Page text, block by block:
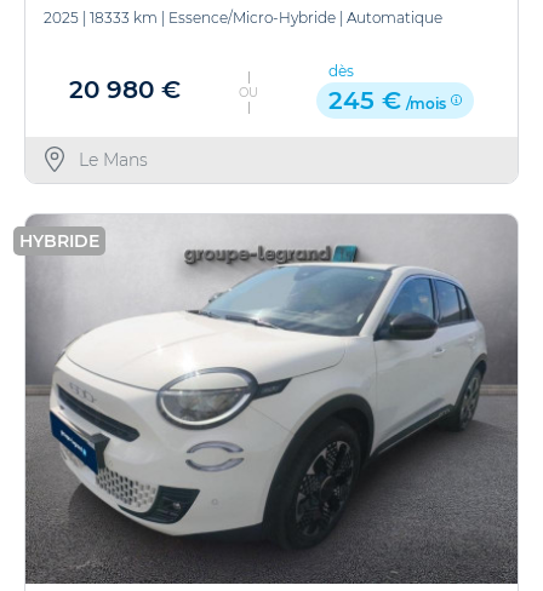
2025 18333 km Essence/Micro-Hybride Automatique
20 980 € OU
dès
245 € /mois
Le Mans
HYBRIDE